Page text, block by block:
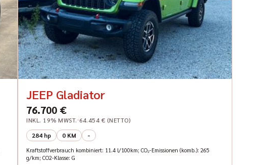
JEEP Gladiator
76.700 €
INKL. 19% MWST. 64.454 € (NETTO)
284 hp
0 KM -
Kraftstoffverbrauch kombiniert: 11.4 l/100km; CO₂-Emissionen (komb.): 265
g/km; CO2-Klasse: G